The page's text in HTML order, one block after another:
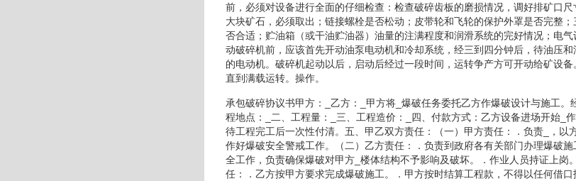
前，必须对设备进行全面的仔细检查：检查破碎齿板的磨损情况，调好排矿口
大块矿石，必须取出；链接螺栓是否松动；皮带轮和飞轮的保护外罩是否完整
否合适；贮油箱（或干油贮油器）油量的注满程度和润滑系统的完好情况；电
动破碎机前，应该首先开动油泵电动机和冷却系统，经三到四分钟后，待油压
的电动机。破碎机起动以后，启动后经过一段时间，运转争产方可开动给矿设备
直到满载运转。操作。
承包破碎协议书甲方：_乙方：_甲方将_爆破任务委托乙方作爆破设计与施工。
程地点：_二、工程量：_三、工程造价：_四、付款方式：乙方设备进场开始_
待工程完工后一次性付清。五、甲乙双方责任：（一）甲方责任：．负责_，以
作好爆破安全警戒工作。（二）乙方责任：．负责到政府各有关部门办理爆破
全工作，负责确保爆破对甲方_楼体结构不予影响及破坏。．作业人员持证上岗
任：．乙方按甲方要求完成爆破施工。．甲方按时结算工程款，不得以任何借